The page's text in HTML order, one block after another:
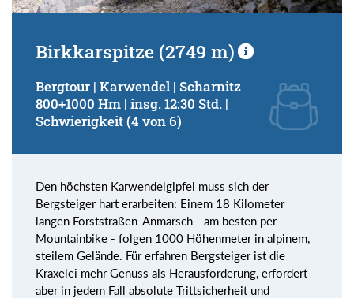
Birkkarspitze (2749 m)
Bergtour | Karwendel | Scharnitz
800+1000 Hm | insg. 12:30 Std. |
Schwierigkeit (4 von 6)
Den höchsten Karwendelgipfel muss sich der
Bergsteiger hart erarbeiten: Einem 18 Kilometer
langen Forststraßen-Anmarsch - am besten per
Mountainbike - folgen 1000 Höhenmeter in alpinem,
steilem Gelände. Für erfahren Bergsteiger ist die
Kraxelei mehr Genuss als Herausforderung, erfordert
aber in jedem Fall absolute Trittsicherheit und